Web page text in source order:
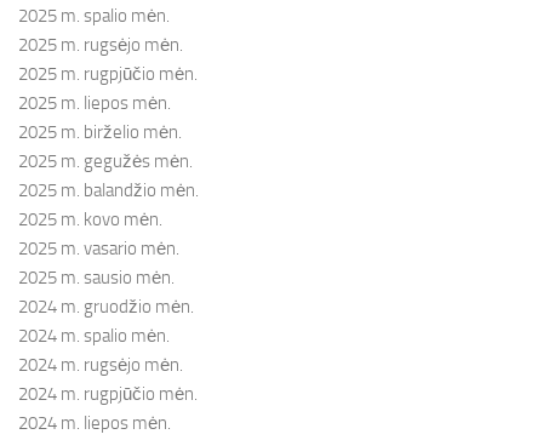
2025 m. spalio mėn.
2025 m. rugsėjo mėn.
2025 m. rugpjūčio mėn.
2025 m. liepos mėn.
2025 m. birželio mėn.
2025 m. gegužės mėn.
2025 m. balandžio mėn.
2025 m. kovo mėn.
2025 m. vasario mėn.
2025 m. sausio mėn.
2024 m. gruodžio mėn.
2024 m. spalio mėn.
2024 m. rugsėjo mėn.
2024 m. rugpjūčio mėn.
2024 m. liepos mėn.